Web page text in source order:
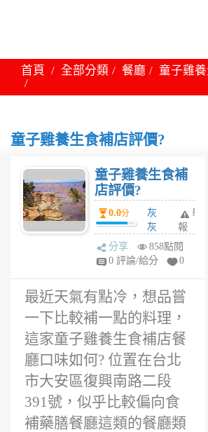
首頁 全部分類 餐廳 童子雞
童子雞養生食補店評價?
童子雞養生食補
店評價?
0.0分
灰
灰
貓
6
舉
報
分享
858點閱
0 評論/給分
0
最近天氣有點冷，想品嘗
一下比較補一點的料理，
這家童子雞養生食補店餐
廳口味如何? 位置在台北
市大安區復興南路二段
391號，似乎比較偏向食
補藥膳餐廳這類的餐廳類